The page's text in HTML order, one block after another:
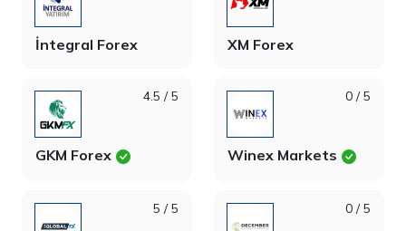
İntegral Forex XM Forex
4.5 / 5
GKM Forex
0 / 5
Winex Markets
5 / 5 0 / 5